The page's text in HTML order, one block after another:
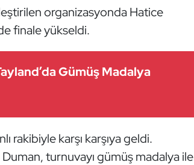
organizasyonda Hatice
finale yükseldi.
Gümüş Madalya
rakibiyle karşı karşıya geldi.
turnuvayı gümüş madalya ile